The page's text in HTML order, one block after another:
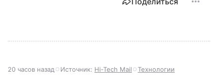
20 часов назад Источник: Hi-Tech Mail Технологии